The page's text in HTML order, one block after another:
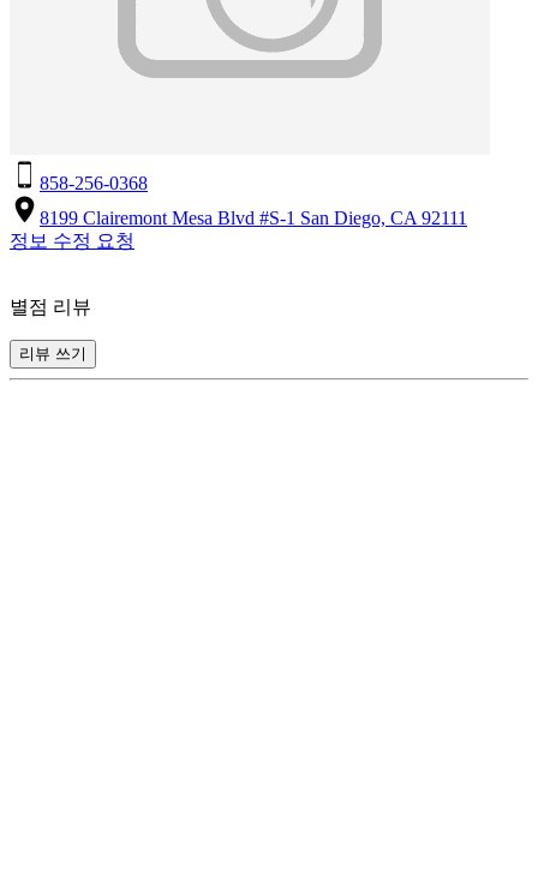
858-256-0368
8199 Clairemont Mesa Blvd #S-1 San Diego, CA 92111
정보 수정 요청
별점 리뷰
리뷰 쓰기